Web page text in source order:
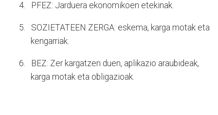
4. PFEZ: Jarduera ekonomikoen etekinak.
5.
SOZIETATEEN ZERGA: eskema, karga motak eta
kengarriak.
6.
BEZ: Zer kargatzen duen, aplikazio araubideak,
karga motak eta obligazioak.